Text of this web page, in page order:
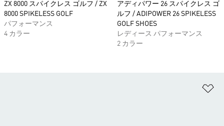
ZX 8000 スパイクレス ゴルフ / ZX
8000 SPIKELESS GOLF
パフォーマンス
4 カラー
アディパワー 26 スパイクレス ゴ
ルフ / ADIPOWER 26 SPIKELESS
GOLF SHOES
レディース パフォーマンス
2 カラー